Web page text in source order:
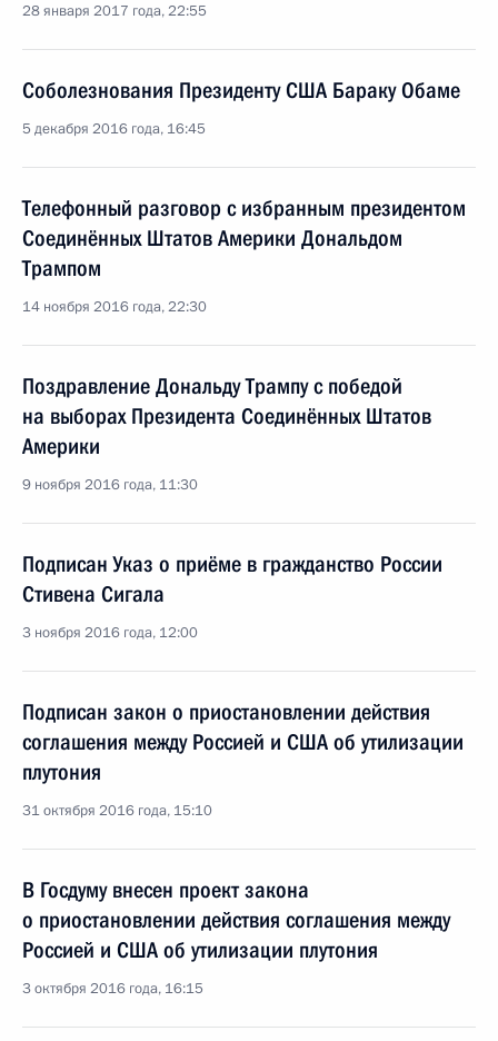
28 января 2017 года, 22:55
Соболезнования Президенту США Бараку Обаме
5 декабря 2016 года, 16:45
Телефонный разговор с избранным президентом
Соединённых Штатов Америки Дональдом
Трампом
14 ноября 2016 года, 22:30
Поздравление Дональду Трампу с победой
на выборах Президента Соединённых Штатов
Америки
9 ноября 2016 года, 11:30
Подписан Указ о приёме в гражданство России
Стивена Сигала
3 ноября 2016 года, 12:00
Подписан закон о приостановлении действия
соглашения между Россией и США об утилизации
плутония
31 октября 2016 года, 15:10
В Госдуму внесен проект закона
о приостановлении действия соглашения между
Россией и США об утилизации плутония
3 октября 2016 года, 16:15